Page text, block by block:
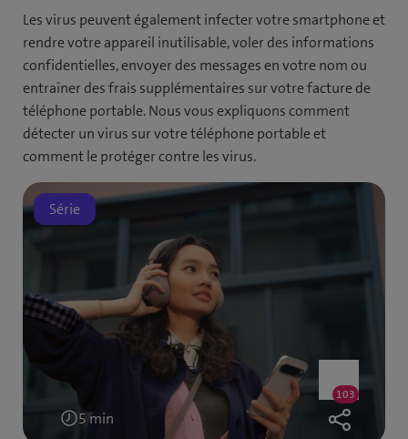
Les virus peuvent également infecter votre smartphone et
rendre votre appareil inutilisable, voler des informations
confidentielles, envoyer des messages en votre nom ou
entraîner des frais supplémentaires sur votre facture de
téléphone portable. Nous vous expliquons comment
détecter un virus sur votre téléphone portable et
comment le protéger contre les virus.
Série
Temps
5 min
Like
103
103
likes